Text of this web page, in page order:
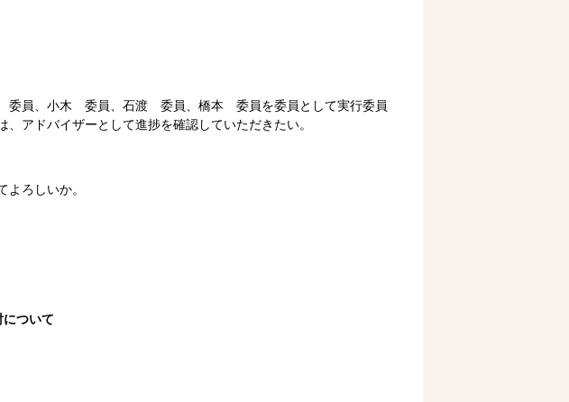
委員、小木 委員、石渡 委員、橋本 委員を委員として実行委員
アドバイザーとして進捗を確認していただきたい。
ろしいか。
について